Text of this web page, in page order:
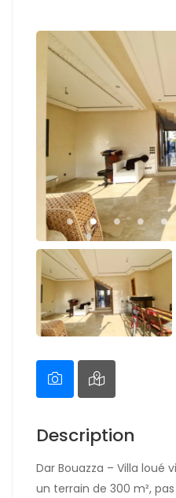
Description
Dar Bouazza – Villa loué
un terrain de 300 m²,